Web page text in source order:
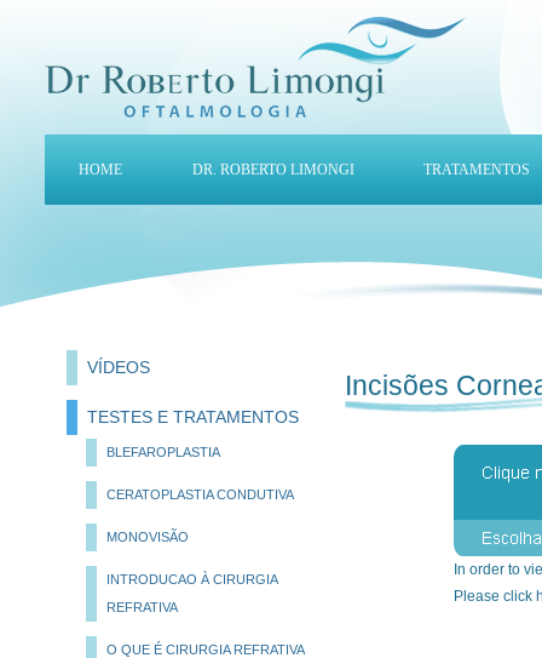
HOME DR. ROBERTO LIMONGI TRATAMENTOS
VÍDEOS
TESTES E TRATAMENTOS
BLEFAROPLASTIA
CERATOPLASTIA CONDUTIVA
MONOVISÃO
INTRODUCAO À CIRURGIA
REFRATIVA
O QUE É CIRURGIA REFRATIVA
Incisões
In order to
Please click